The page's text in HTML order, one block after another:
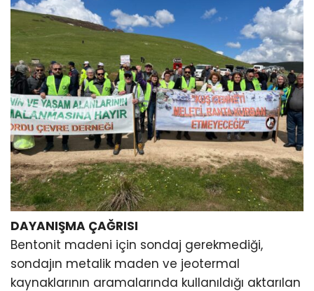
DAYANIŞMA ÇAĞRISI
Bentonit madeni için sondaj gerekmediği,
sondajın metalik maden ve jeotermal
kaynaklarının aramalarında kullanıldığı aktarılan